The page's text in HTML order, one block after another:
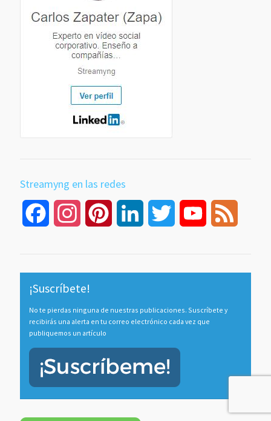
Streamyng en las redes
Facebook InstagramPinterest LinkedIn Twitter YouTube
¡Suscríbete!
No te pierdas ninguna de nuestras publicaciones. Suscríbete y
recibirás una alerta en tu correo electrónico cada vez que
publiquemos un artículo